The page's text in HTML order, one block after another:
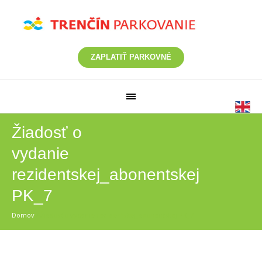
ZAPLATIŤ PARKOVNÉ
Žiadosť o
vydanie
rezidentskej_abonentskej
PK_7
Domov